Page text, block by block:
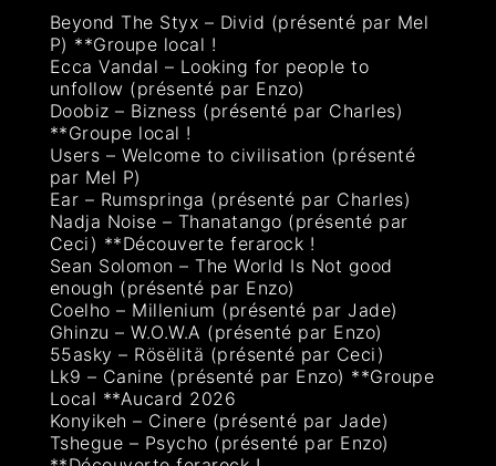
Beyond The Styx – Divid (présenté par Mel
P) **Groupe local !
Ecca Vandal – Looking for people to
unfollow (présenté par Enzo)
Doobiz – Bizness (présenté par Charles)
**Groupe local !
Users – Welcome to civilisation (présenté
par Mel P)
Ear – Rumspringa (présenté par Charles)
Nadja Noise – Thanatango (présenté par
Ceci) **Découverte ferarock !
Sean Solomon – The World Is Not good
enough (présenté par Enzo)
Coelho – Millenium (présenté par Jade)
Ghinzu – W.O.W.A (présenté par Enzo)
55asky – Rösëlitä (présenté par Ceci)
Lk9 – Canine (présenté par Enzo) **Groupe
Local **Aucard 2026
Konyikeh – Cinere (présenté par Jade)
Tshegue – Psycho (présenté par Enzo)